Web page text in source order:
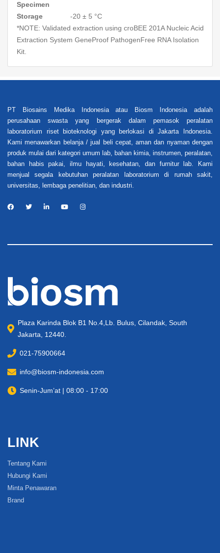
Specimen
Storage
-20 ± 5 °C
*NOTE: Validated extraction using croBEE 201A Nucleic Acid
Extraction System GeneProof PathogenFree RNA Isolation
Kit.
PT Biosains Medika Indonesia atau Biosm Indonesia adalah
perusahaan swasta yang bergerak dalam pemasok peralatan
laboratorium riset bioteknologi yang berlokasi di Jakarta Indonesia.
Kami menawarkan belanja / jual beli cepat, aman dan nyaman dengan
produk mulai dari kategori umum lab, bahan kimia, instrumen, peralatan,
bahan habis pakai, ilmu hayati, kesehatan, dan furnitur lab. Kami
menjual segala kebutuhan peralatan laboratorium di rumah sakit,
universitas, lembaga penelitian, dan industri.
Plaza Karinda Blok B1 No.4,Lb. Bulus, Cilandak, South
Jakarta, 12440.
021-75900664
info@biosm-indonesia.com
Senin-Jum’at | 08:00 - 17:00
LINK
Tentang Kami
Hubungi Kami
Minta Penawaran
Brand